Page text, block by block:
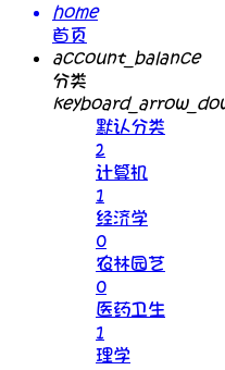
home
首页
account_balance
分类
默认分类
2
计算机
1
经济学
0
农林园艺
0
医药卫生
1
理学